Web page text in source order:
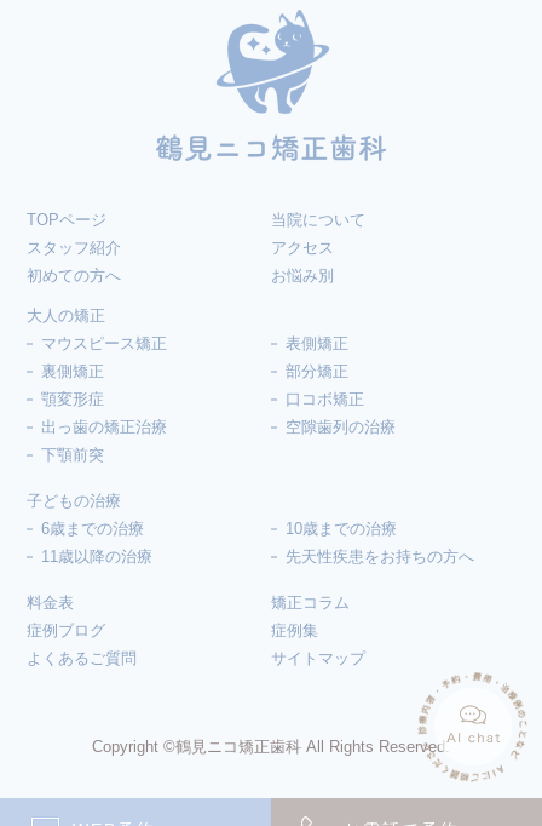
TOPページ
当院について
スタッフ紹介
アクセス
初めての方へ
お悩み別
大人の矯正
マウスピース矯正
表側矯正
裏側矯正
部分矯正
顎変形症
口コボ矯正
出っ歯の矯正治療
空隙歯列の治療
下顎前突
子どもの治療
6歳までの治療
10歳までの治療
11歳以降の治療
先天性疾患をお持ちの方へ
料金表
矯正コラム
症例ブログ
症例集
よくあるご質問
サイトマップ
Copyright ©鶴見ニコ矯正歯科 All Rights Reserved.